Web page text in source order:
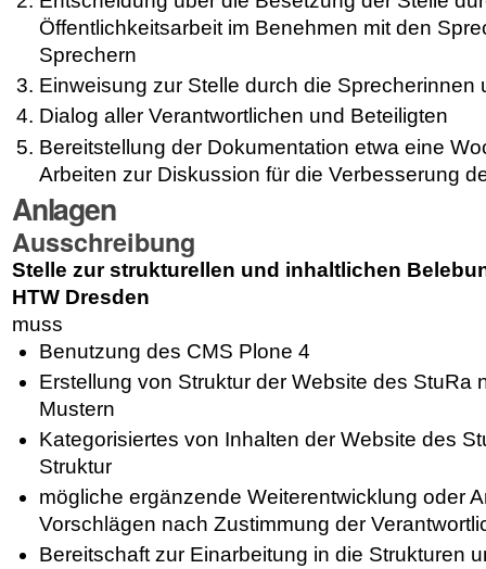
Öffentlichkeitsarbeit im Benehmen mit den
Sprechern
Einweisung zur Stelle durch die Sprecherinnen
Dialog aller Verantwortlichen und Beteiligten
Bereitstellung der Dokumentation etwa eine
Arbeiten zur Diskussion für die Verbesserung
Anlagen
Ausschreibung
Stelle zur strukturellen und inhaltlichen
HTW Dresden
muss
Benutzung des CMS Plone 4
Erstellung von Struktur der Website des StuRa
Mustern
Kategorisiertes von Inhalten der Website des
Struktur
mögliche ergänzende Weiterentwicklung oder
Vorschlägen nach Zustimmung der
Bereitschaft zur Einarbeitung in die Strukturen